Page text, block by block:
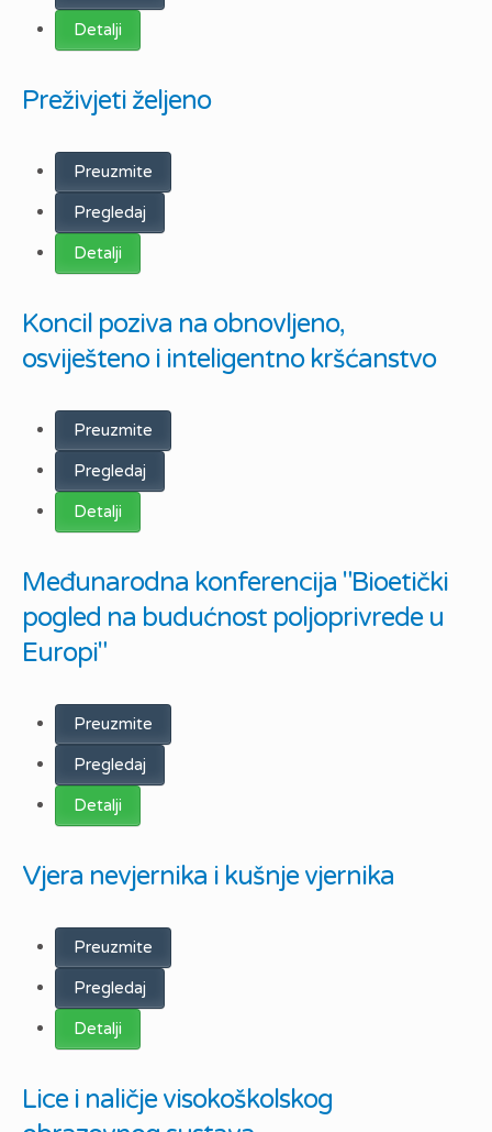
Detalji
Preživjeti željeno
Preuzmite
Pregledaj
Detalji
Koncil poziva na obnovljeno,
osviješteno i inteligentno kršćanstvo
Preuzmite
Pregledaj
Detalji
Međunarodna konferencija "Bioetički
pogled na budućnost poljoprivrede u
Europi"
Preuzmite
Pregledaj
Detalji
Vjera nevjernika i kušnje vjernika
Preuzmite
Pregledaj
Detalji
Lice i naličje visokoškolskog